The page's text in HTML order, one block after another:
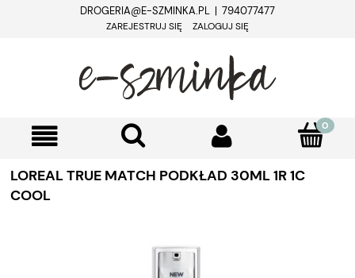
DROGERIA@E-SZMINKA.PL | 794077477
ZAREJESTRUJ SIĘ ZALOGUJ SIĘ
LOREAL TRUE MATCH PODKŁAD 30ML 1R 1C
COOL